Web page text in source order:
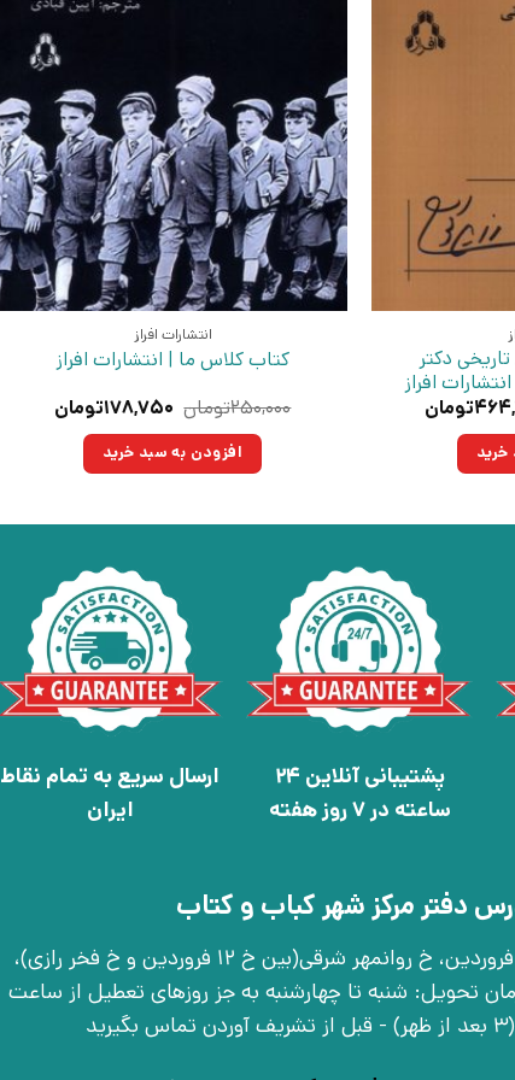
دکتر
افراز
۶۵۰,۰۰۰تومان
تومان
انتشارات افراز
کتاب کلاس ما | انتشارات افراز
۲۵۰,۰۰۰تومان قیمت
۲۵۰,۰۰۰تومان
بود.
۱۷۸,۷۵۰تومان
افزودن به سبد خرید
پشتیبانی آنلاین 24
ساعته در 7 روز هفته
ارسال سریع به تمام نقاط
ایران
دفتر مرکز شهر کباب و کتاب
تهران، خ انقلاب، خ 12 فروردین، خ روانمهر شرقی(بین خ 12 فروردین و خ فخر رازی)،
اوّل، پلاک 1 - زمان تحویل: شنبه تا چهارشنبه به جز روزهای تعطیل از ساعت